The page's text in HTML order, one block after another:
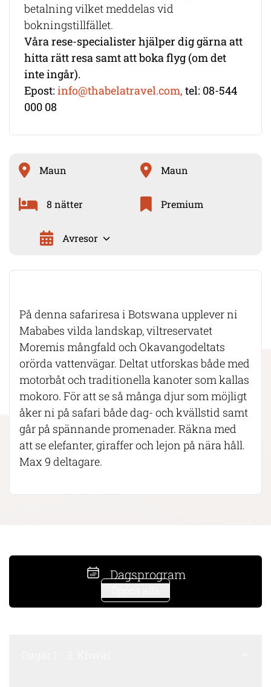
betalning vilket meddelas vid
bokningstillfället.
Våra rese-specialister hjälper dig gärna att
hitta rätt resa samt att boka flyg (om det
inte ingår).
Epost: info@thabelatravel.com, tel: 08-544
000 08
Maun Maun
8 nätter Premium
Avresor
På denna safariresa i Botswana upplever ni
Mababes vilda landskap, viltreservatet
Moremis mångfald och Okavangodeltats
orörda vattenvägar. Deltat utforskas både med
motorbåt och traditionella kanoter som kallas
mokoro. För att se så många djur som möjligt
åker ni på safari både dag- och kvällstid samt
går på spännande promenader. Räkna med
att se elefanter, giraffer och lejon på nära håll.
Max 9 deltagare.
Dagsprogram